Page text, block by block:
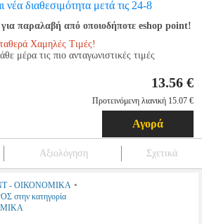
νέα διαθεσιμότητα μετά τις 24-8
παραλαβή από οποιοδήποτε eshop point!
Χαμηλές Τιμές!
μέρα τις πιο ανταγωνιστικές τιμές
13.56 €
Προτεινόμενη λιανική 15.07 €
Αγορά
Αξιολόγηση Σχετικά
- ΟΙΚΟΝΟΜΙΚΑ •
κατηγορία